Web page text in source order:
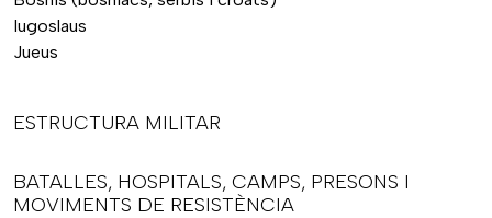
Iugoslaus
Jueus
ESTRUCTURA MILITAR
BATALLES, HOSPITALS, CAMPS, PRESONS I
MOVIMENTS DE RESISTÈNCIA